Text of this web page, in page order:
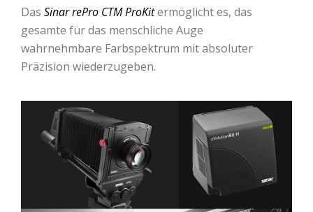
Das Sinar rePro CTM ProKitermöglicht es, das
gesamte für das menschliche Auge
wahrnehmbare Farbspektrum mit absoluter
Präzision wiederzugeben.